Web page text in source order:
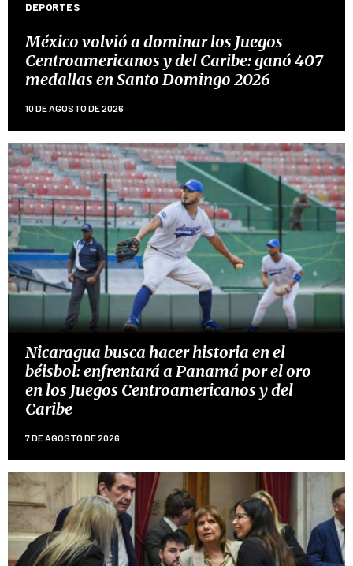
DEPORTES
México volvió a dominar los Juegos
Centroamericanos y del Caribe: ganó 407
medallas en Santo Domingo 2026
10 DE AGOSTO DE 2026
Nicaragua busca hacer historia en el
béisbol: enfrentará a Panamá por el oro
en los Juegos Centroamericanos y del
Caribe
7 DE AGOSTO DE 2026